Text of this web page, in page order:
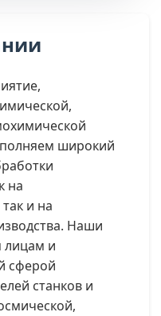
широкий
на
и на
Наши
лицам и
сферой
станков и